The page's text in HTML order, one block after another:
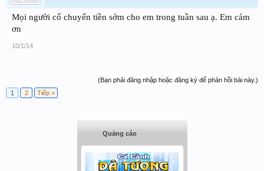
Mọi người cố chuyển tiền sớm cho em trong tuần sau ạ. Em cám
ơn
10/1/14
(Bạn phải đăng nhập hoặc đăng ký để phản hồi bài này.)
1
2 Tiếp >
Quảng cáo